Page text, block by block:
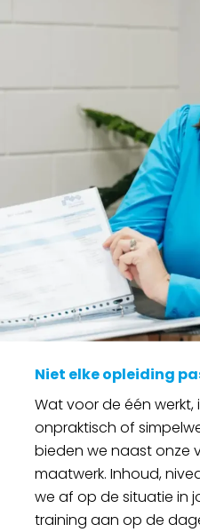
Niet elke opleiding
Wat voor de één
onpraktisch of
bieden we naast onze
maatwerk. Inhoud,
we af op de situatie in
training aan op de